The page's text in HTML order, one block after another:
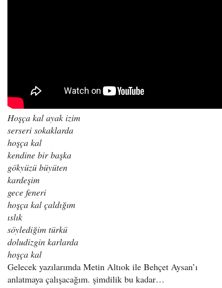
Hoşça kal ayak izim
serseri sokaklarda
hoşça kal
kendine bir başka
gökyüzü büyüten
kardeşim
gece feneri
hoşça kal çaldığım
ıslık
söylediğim türkü
doludizgin karlarda
hoşça kal
Gelecek yazılarımda Metin Altıok ile Behçet Aysan’ı
anlatmaya çalışacağım. şimdilik bu kadar…